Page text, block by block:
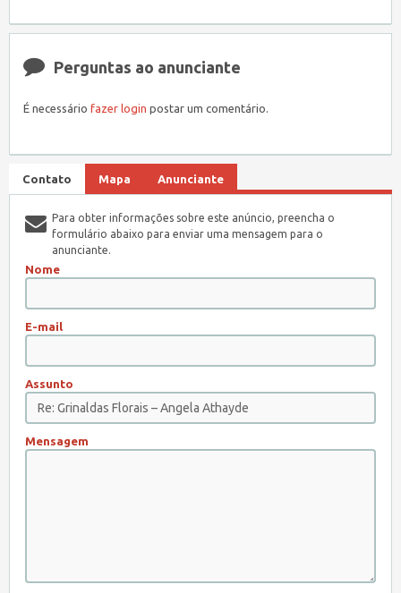
Perguntas ao anunciante
É necessário fazer login postar um comentário.
Contato Mapa Anunciante
Para obter informações sobre este anúncio, preencha o
formulário abaixo para enviar uma mensagem para o
anunciante.
Nome
E-mail
Assunto
Mensagem